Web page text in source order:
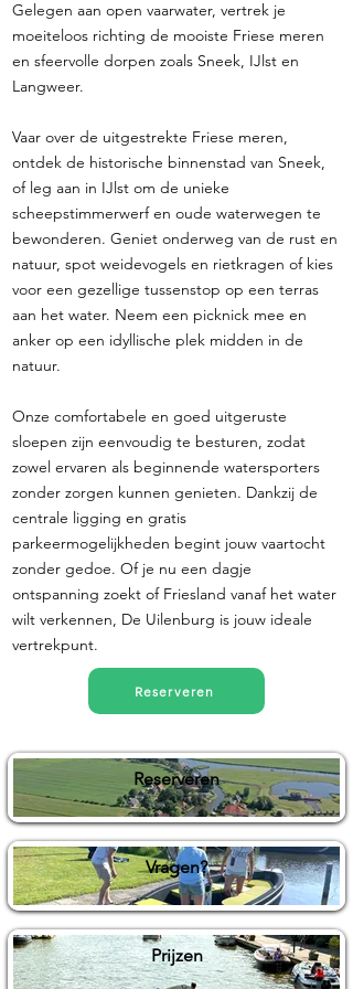
Gelegen aan open vaarwater, vertrek je
moeiteloos richting de mooiste Friese meren
en sfeervolle dorpen zoals Sneek, IJlst en
Langweer.
Vaar over de uitgestrekte Friese meren,
ontdek de historische binnenstad van Sneek,
of leg aan in IJlst om de unieke
scheepstimmerwerf en oude waterwegen te
bewonderen. Geniet onderweg van de rust en
natuur, spot weidevogels en rietkragen of kies
voor een gezellige tussenstop op een terras
aan het water. Neem een picknick mee en
anker op een idyllische plek midden in de
natuur.
Onze comfortabele en goed uitgeruste
sloepen zijn eenvoudig te besturen, zodat
zowel ervaren als beginnende watersporters
zonder zorgen kunnen genieten. Dankzij de
centrale ligging en gratis
parkeermogelijkheden begint jouw vaartocht
zonder gedoe. Of je nu een dagje
ontspanning zoekt of Friesland vanaf het water
wilt verkennen, De Uilenburg is jouw ideale
vertrekpunt.
Reserveren
Reserveren
Vragen?
Prijzen